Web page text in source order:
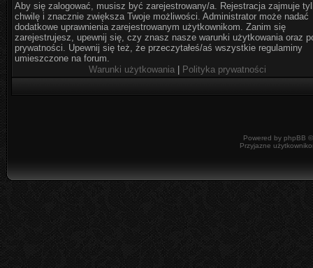
Aby się zalogować, musisz być zarejestrowany/a. Rejestracja zajmuje
chwilę i znacznie zwiększa Twoje możliwości. Administrator może nadać
dodatkowe uprawnienia zarejestrowanym użytkownikom. Zanim się
zarejestrujesz, upewnij się, czy znasz nasze warunki użytkowania oraz
prywatności. Upewnij się też, że przeczytałeś/aś wszystkie regulaminy
umieszczone na forum.
Warunki użytkowania| Polityka prywatności
Powered by phpBB
Przyjazne